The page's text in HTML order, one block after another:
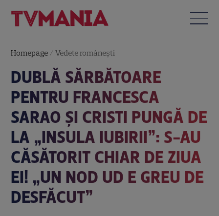
Homepage /Vedete româneşti
DUBLĂ SĂRBĂTOARE
PENTRU FRANCESCA
SARAO ȘI CRISTI PUNGĂ DE
LA „INSULA IUBIRII”: S-AU
CĂSĂTORIT CHIAR DE ZIUA
EI! „UN NOD UD E GREU DE
DESFĂCUT”